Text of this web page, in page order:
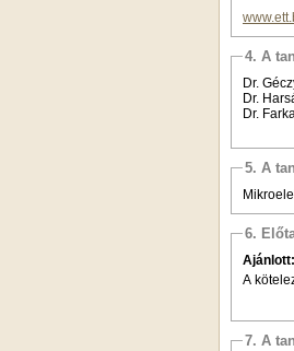
4. A
Dr.
Dr.
Dr.
5. A
6.
Ajánlott:
A
7. A